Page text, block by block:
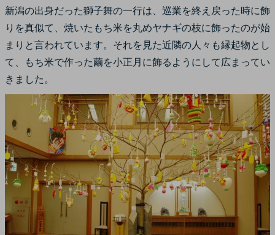
新潟の出身だった獅子舞の一行は、巡業を終え戻った時に飾
りを真似て、焼いたもち米を丸めヤナギの枝に飾ったのが始
まりと言われています。それを見た近隣の人々も縁起物とし
て、もち米で作った繭を小正月に飾るようにして広まってい
きました。